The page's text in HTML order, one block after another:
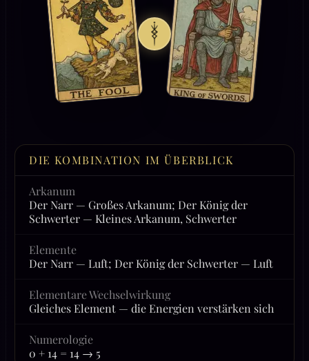
DIE KOMBINATION IM ÜBERBLICK
Arkanum
Der Narr — Großes Arkanum; Der König der
Schwerter — Kleines Arkanum, Schwerter
Elemente
Der Narr — Luft; Der König der Schwerter — Luft
Elementare Wechselwirkung
Gleiches Element — die Energien verstärken sich
Numerologie
0 + 14 = 14 → 5